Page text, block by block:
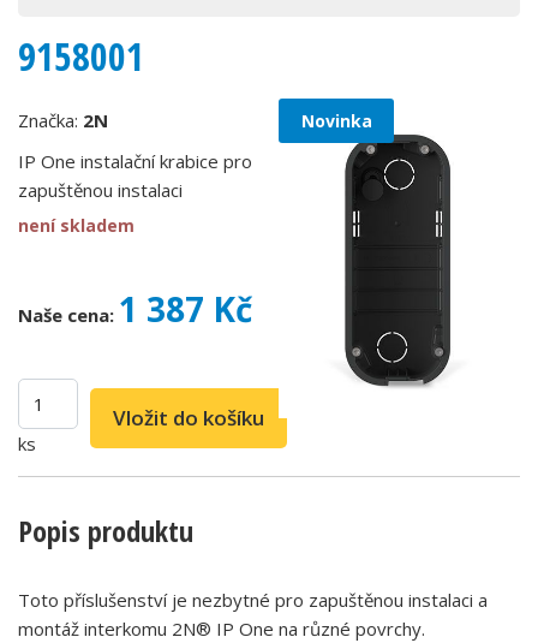
9158001
Značka: 2N
IP One instalační krabice pro
zapuštěnou instalaci
není skladem
Naše cena: 1 387 Kč
ks
Novinka
Popis produktu
Toto příslušenství je nezbytné pro zapuštěnou instalaci a
montáž interkomu 2N® IP One na různé povrchy.